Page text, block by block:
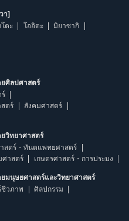
า]
ตะ โออิตะ
มิยาซากิ
ศิลปศาสตร์
ตร์
สังคมศาสตร์
วิทยาศาสตร์
สตร์・ทันตแพทยศาสตร์
ศาสตร์ เกษตรศาสตร์・การประมง
มนุษยศาสตร์และวิทยาศาสตร์
วภาพ
ศิลปกรรม